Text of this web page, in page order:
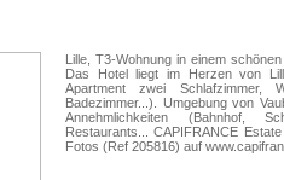
Lille, T3-Wohnung in einem
Das Hotel liegt im Herzen von
Apartment zwei Schlafzimmer,
Badezimmer...). Umgebung von
Annehmlichkeiten (Bahnhof,
Restaurants... CAPIFRANCE
Fotos (Ref 205816) auf